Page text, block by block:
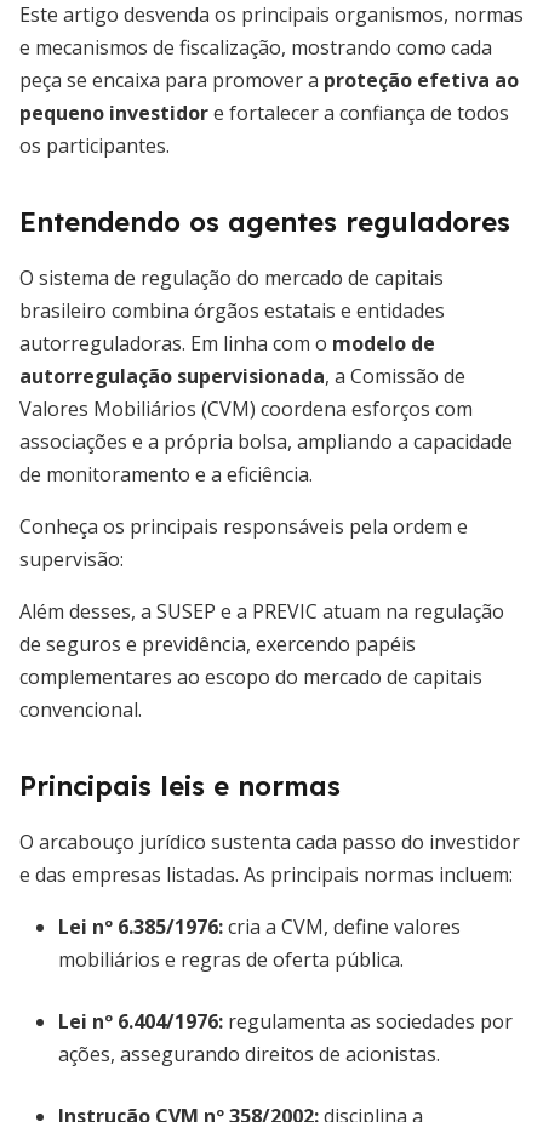
Este artigo desvenda os principais organismos, normas
e mecanismos de fiscalização, mostrando como cada
peça se encaixa para promover a proteção efetiva ao
pequeno investidore fortalecer a confiança de todos
os participantes.
Entendendo os agentes reguladores
O sistema de regulação do mercado de capitais
brasileiro combina órgãos estatais e entidades
autorreguladoras. Em linha com o modelo de
autorregulação supervisionada, a Comissão de
Valores Mobiliários (CVM) coordena esforços com
associações e a própria bolsa, ampliando a capacidade
de monitoramento e a eficiência.
Conheça os principais responsáveis pela ordem e
supervisão:
Além desses, a SUSEP e a PREVIC atuam na regulação
de seguros e previdência, exercendo papéis
complementares ao escopo do mercado de capitais
convencional.
Principais leis e normas
O arcabouço jurídico sustenta cada passo do investidor
e das empresas listadas. As principais normas incluem:
Lei nº 6.385/1976:cria a CVM, define valores
mobiliários e regras de oferta pública.
Lei nº 6.404/1976: regulamenta as sociedades por
ações, assegurando direitos de acionistas.
Instrução CVM nº 358/2002:disciplina a